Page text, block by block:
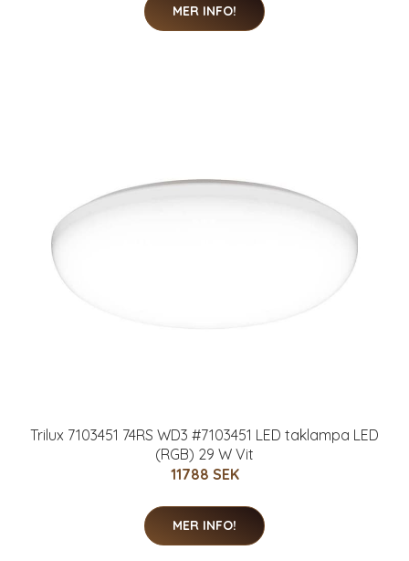
MER INFO!
Trilux 7103451 74RS WD3 #7103451 LED taklampa LED
(RGB) 29 W Vit
11788 SEK
MER INFO!